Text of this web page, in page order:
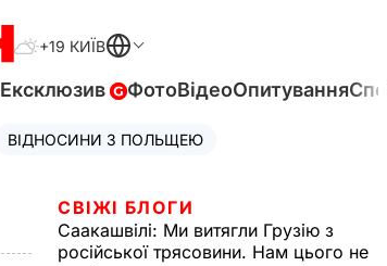
+19 КИЇВ
Ексклюзив ФотоВідеоОпитування
ВІДНОСИНИ З ПОЛЬЩЕЮ
СВІЖІ БЛОГИ
Саакашвілі: Ми витягли Грузію з
російської трясовини. Нам цього не